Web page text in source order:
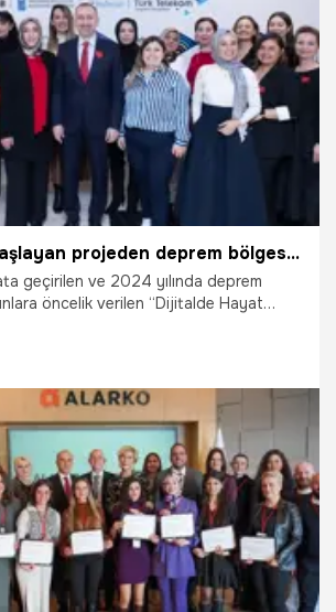
2019 yılında başlayan projeden deprem bölgesindeki kadınlara destek
geçirilen ve 2024 yılında deprem
öncelik verilen “Dijitalde Hayat
pazarlaması ve sosyal medya
başlıklarında dijital pazarlama eğitimleri